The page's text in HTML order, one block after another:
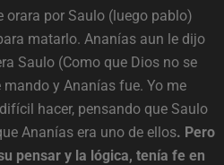
orara por Saulo (luego pablo)
matarlo. Ananías aun le dijo
Saulo (Como que Dios no se
y Ananías fue. Yo me
hacer, pensando que Saulo
Ananías era uno de ellos. Pero
pensar y la lógica, tenía fe en